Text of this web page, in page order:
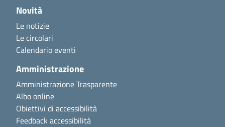
Novità
Le notizie
Le circolari
Calendario eventi
Amministrazione
Amministrazione Trasparente
Albo online
Obiettivi di accessibilità
Feedback accessibilità